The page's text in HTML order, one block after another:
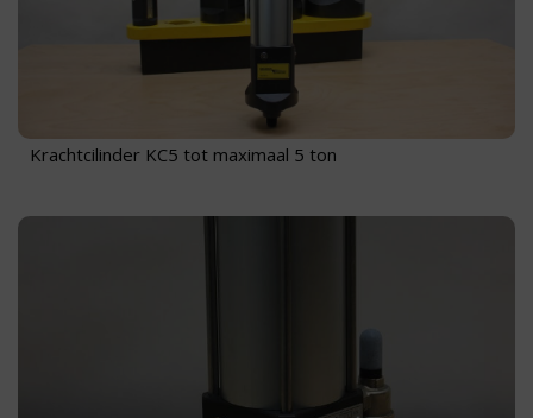
Krachtcilinder KC5 tot maximaal 5 ton